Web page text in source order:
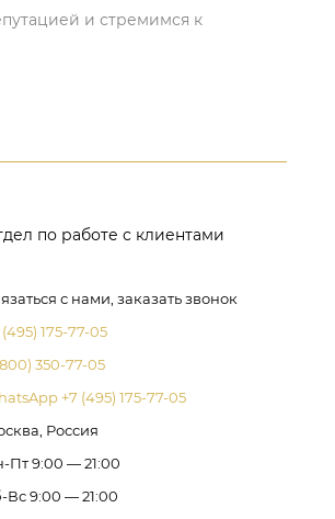
и стремимся к
по работе с клиентами
с нами, заказать звонок
(495) 175-77-05
350-77-05
+7 (495) 175-77-05
Россия
Пт 9:00 — 21:00
Вс 9:00 — 21:00